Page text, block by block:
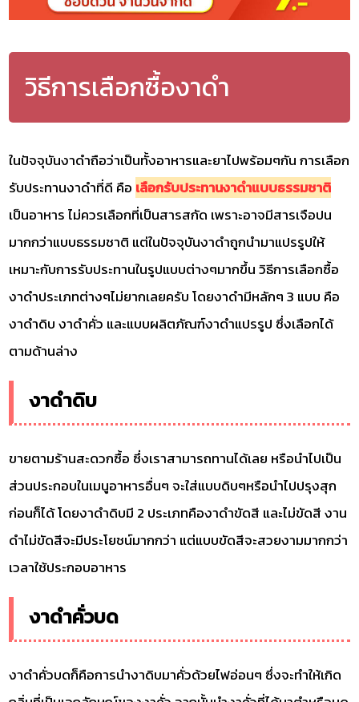
วิธีการเลือกซื้องาดำ
ในปัจจุบันงาดำถือว่าเป็นทั้งอาหารและยาไปพร้อมๆกัน การเลือก
รับประทานงาดำที่ดี คือ เลือกรับประทานงาดำแบบธรรมชาติ
เป็นอาหาร ไม่ควรเลือกที่เป็นสารสกัด เพราะอาจมีสารเจือปน
มากกว่าแบบธรรมชาติ แต่ในปัจจุบันงาดำถูกนำมาแปรรูปให้
เหมาะกับการรับประทานในรูปแบบต่างๆมากขึ้น วิธีการเลือกซื้อ
งาดำประเภทต่างๆไม่ยากเลยครับ โดยงาดำมีหลักๆ 3 แบบ คือ
งาดำดิบ งาดำคั่ว และแบบผลิตภัณฑ์งาดำแปรรูป ซึ่งเลือกได้
ตามด้านล่าง
งาดำดิบ
ขายตามร้านสะดวกซื้อ ซึ่งเราสามารถทานได้เลย หรือนำไปเป็น
ส่วนประกอบในเมนูอาหารอื่นๆ จะใส่แบบดิบๆหรือนำไปปรุงสุก
ก่อนก็ได้ โดยงาดำดิบมี 2 ประเภทคืองาดำขัดสี และไม่ขัดสี งาน
ดำไม่ขัดสีจะมีประโยชน์มากกว่า แต่แบบขัดสีจะสวยงามมากกว่า
เวลาใช้ประกอบอาหาร
งาดำคั่วบด
งาดำคั่วบดก็คือการนำงาดิบมาคั่วด้วยไฟอ่อนๆ ซึ่งจะทำให้เกิด